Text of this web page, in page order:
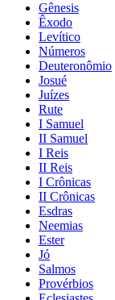
Gênesis
Êxodo
Levítico
Números
Deuteronômio
Josué
Juízes
Rute
I Samuel
II Samuel
I Reis
II Reis
I Crônicas
II Crônicas
Esdras
Neemias
Ester
Jó
Salmos
Provérbios